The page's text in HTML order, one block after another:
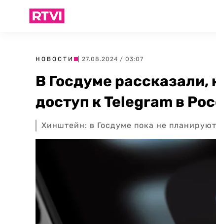
НОВОСТИ | 27.08.2024 / 03:07
В Госдуме рассказали,
доступ к Telegram в
Хинштейн: в Госдуме пока не